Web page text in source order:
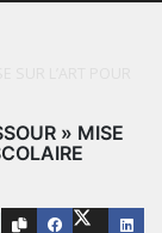
» MISE